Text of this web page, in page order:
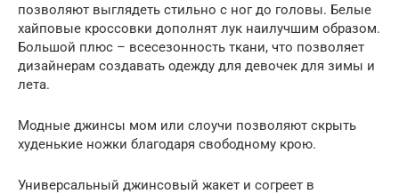
позволяют выглядеть стильно с ног до головы. Белые
хайповые кроссовки дополнят лук наилучшим образом.
Большой плюс – всесезонность ткани, что позволяет
дизайнерам создавать одежду для девочек для зимы и
лета.
Модные джинсы мом или слоучи позволяют скрыть
худенькие ножки благодаря свободному крою.
Универсальный джинсовый жакет и согреет в